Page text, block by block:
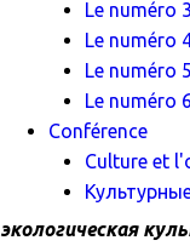
Le numéro 3
Le numéro
Le numéro 5
Le numéro 6
Conférence
Culture et
экологическая